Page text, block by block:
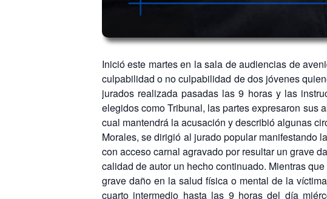
Inició este martes en la sala de audiencias de
culpabilidad o no culpabilidad de dos jóvenes
jurados realizada pasadas las 9 horas y las
elegidos como Tribunal, las partes expresaron sus
cual mantendrá la acusación y describió algunas
Morales, se dirigió al jurado popular manifestando
con acceso carnal agravado por resultar un grave
calidad de autor un hecho continuado. Mientras
grave daño en la salud física o mental de la
cuarto intermedio hasta las 9 horas del día